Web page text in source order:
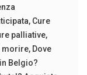
, Cure
palliative,
morire, Dove
Belgio?